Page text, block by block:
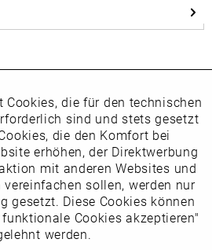
uns auf Instagram
habe ich zur Kenntnis
Aktiv
Inaktiv
Inaktiv
Cookies, die für den technischen
sind und stets gesetzt
die den Komfort bei
erhöhen, der Direktwerbung
mit anderen Websites und
sollen, werden nur
gesetzt. Diese Cookies können
Cookies akzeptieren"
werden.